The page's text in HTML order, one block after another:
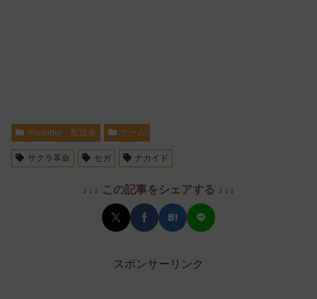
Youtuber・配信者 ゲーム
サクラ革命 セガ ナカイド
↓↓↓ この記事をシェアする ↓↓↓
スポンサーリンク